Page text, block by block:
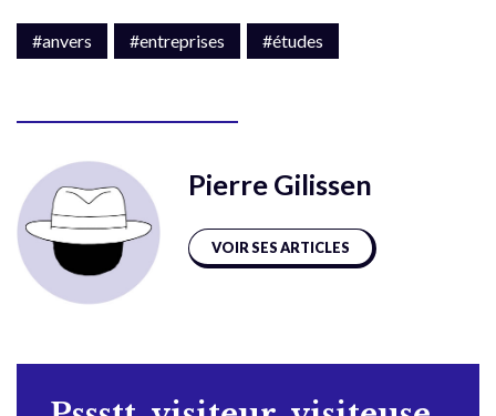
#anvers #entreprises #études
Pierre Gilissen
VOIR SES ARTICLES